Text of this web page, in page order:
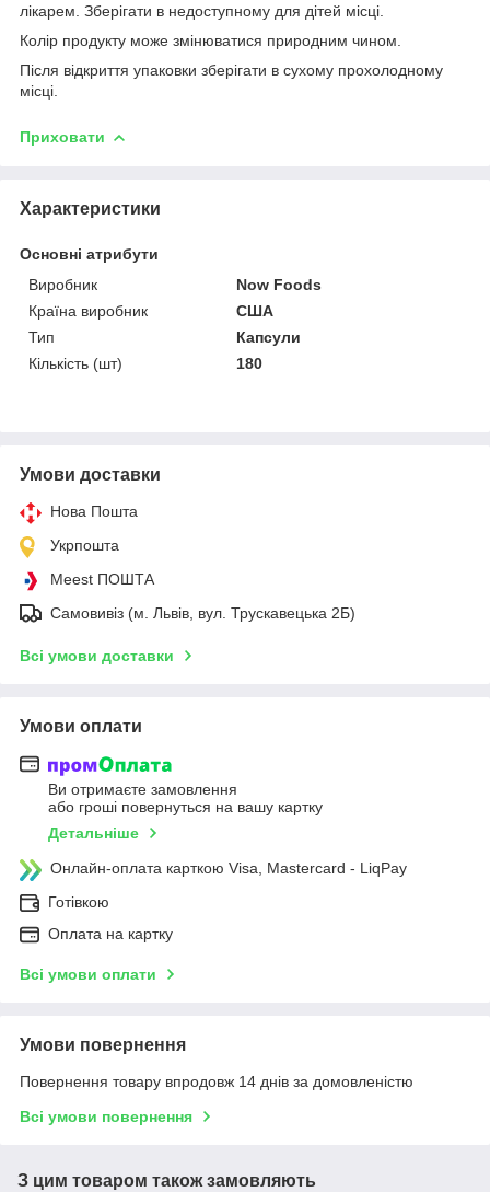
лікарем. Зберігати в недоступному для дітей місці.
Колір продукту може змінюватися природним чином.
Після відкриття упаковки зберігати в сухому прохолодному
місці.
Приховати
Характеристики
Основні атрибути
Виробник
Now Foods
Країна виробник
США
Тип
Капсули
Кількість (шт)
180
Умови доставки
Нова Пошта
Укрпошта
Meest ПОШТА
Самовивіз (м. Львів, вул. Трускавецька 2Б)
Всі умови доставки
Умови оплати
Ви отримаєте замовлення
або гроші повернуться на вашу картку
Детальніше
Онлайн-оплата карткою Visa, Mastercard - LiqPay
Готівкою
Оплата на картку
Всі умови оплати
Умови повернення
Повернення товару впродовж 14 днів за домовленістю
Всі умови повернення
З цим товаром також замовляють